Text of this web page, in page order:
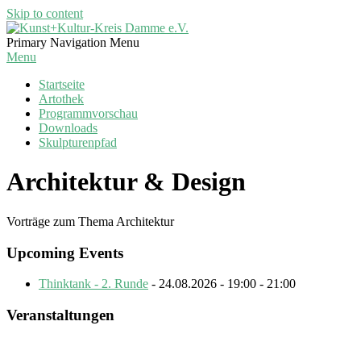
Skip to content
Kunst+Kultur-
Kreis
Primary Navigation Menu
Menu
Startseite
Artothek
Programmvorschau
Downloads
Skulpturenpfad
Architektur & Design
Vorträge zum Thema Architektur
Upcoming Events
Thinktank - 2. Runde - 24.08.2026 - 19:00 - 21:00
Veranstaltungen